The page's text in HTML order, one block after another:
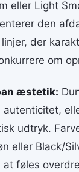
eller Light
den
der
om
æstetik:
udtryk.
eller Black/
at føles